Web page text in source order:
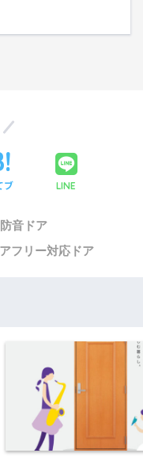
ブ LINE
防音ドア
フリー対応ドア